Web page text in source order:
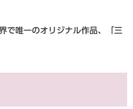
で唯一のオリジナル作品、「三